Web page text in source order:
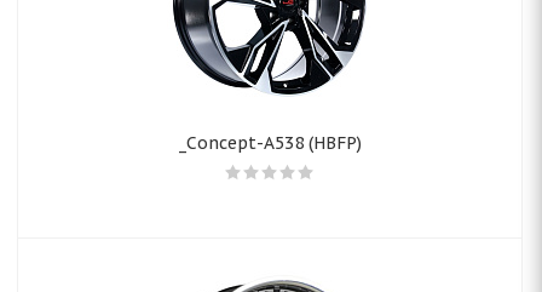
_Concept-A538 (HBFP)